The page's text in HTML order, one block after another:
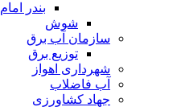
بندر امام
شوش
سازمان آب برق
توزیع برق
شهرداری اهواز
آب فاضلاب
جهاد کشاورزی